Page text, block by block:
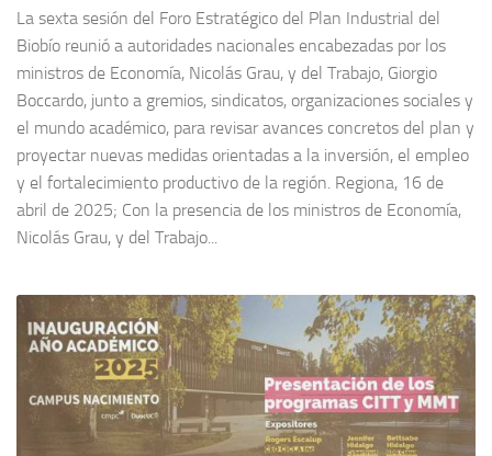
La sexta sesión del Foro Estratégico del Plan Industrial del
Biobío reunió a autoridades nacionales encabezadas por los
ministros de Economía, Nicolás Grau, y del Trabajo, Giorgio
Boccardo, junto a gremios, sindicatos, organizaciones sociales y
el mundo académico, para revisar avances concretos del plan y
proyectar nuevas medidas orientadas a la inversión, el empleo
y el fortalecimiento productivo de la región. Regiona, 16 de
abril de 2025; Con la presencia de los ministros de Economía,
Nicolás Grau, y del Trabajo...